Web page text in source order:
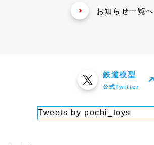
お知らせ一覧へ
鉄道模型
公式Twitter
Tweets by pochi_toys